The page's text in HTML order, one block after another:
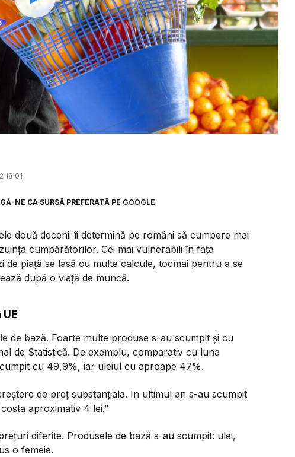
Watch
18:01
NE CA SURSĂ PREFERATĂ PE GOOGLE
două decenii îi determină pe români să cumpere mai
cumpărătorilor. Cei mai vulnerabili în fața
piață se lasă cu multe calcule, tocmai pentru a se
după o viață de muncă.
de bază. Foarte multe produse s-au scumpit și cu
de Statistică. De exemplu, comparativ cu luna
cu 49,9%, iar uleiul cu aproape 47%.
de preț substanțiala. In ultimul an s-au scumpit
aproximativ 4 lei.”
diferite. Produsele de bază s-au scumpit: ulei,
o femeie.